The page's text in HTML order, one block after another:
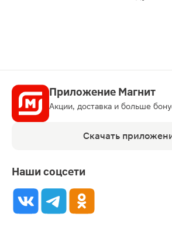
Приложение Магнит
Акции, доставка и больше
Скачать
Наши соцсети